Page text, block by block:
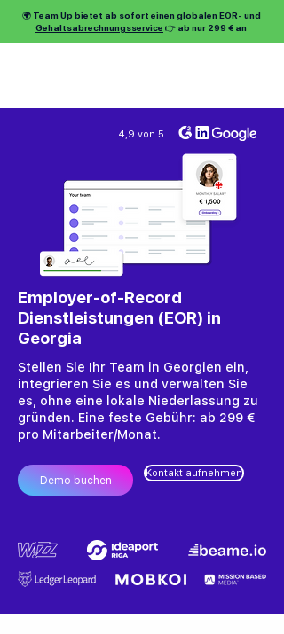
🌍 Team Up bietet ab sofort einen globalen EOR- und
Gehaltsabrechnungsservice 👉 ab nur 299 € an
4,9 von 5
Employer-of-Record
Dienstleistungen (EOR) in
Georgia
Stellen Sie Ihr Team in Georgien ein,
integrieren Sie es und verwalten Sie
es, ohne eine lokale Niederlassung zu
gründen. Eine feste Gebühr: ab 299 €
pro Mitarbeiter/Monat.
Demo buchen
Kontakt aufnehmen